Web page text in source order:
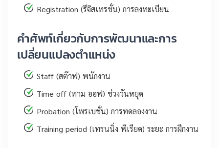
Registration (รีจิสเทรชั่น) การลงทะเบียน
คำศัพท์เกี่ยวกับการพัฒนาและการ
เปลี่ยนแปลงตำแหน่ง
Staff (สต๊าฟ) พนักงาน
Time off (ทาม ออฟ) ช่วงวันหยุด
Probation (โพรเบชั่น) การทดลองงาน
Training period (เทรนนิ่ง พีเรียด) ระยะ การฝึกงาน